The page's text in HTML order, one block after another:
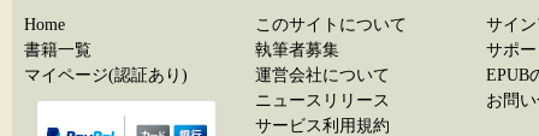
Home
書籍一覧
マイページ(認証あり)
このサイトについて
執筆者募集
運営会社について
ニュースリリース
サービス利用規約
サイ
サポ
EPUB
お問